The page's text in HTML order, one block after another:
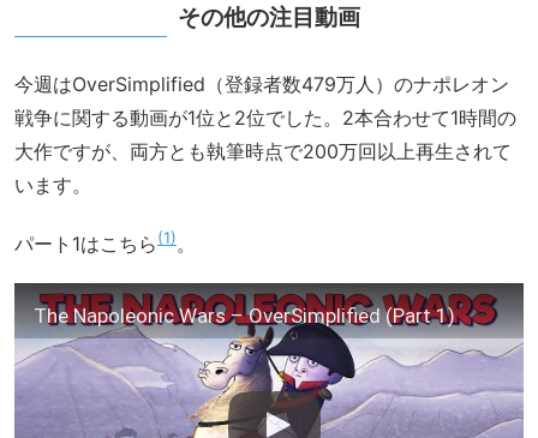
その他の注目動画
今週はOverSimplified（登録者数479万人）のナポレオン
戦争に関する動画が1位と2位でした。2本合わせて1時間の
大作ですが、両方とも執筆時点で200万回以上再生されて
います。
パート1はこちら 1 。
The Napoleonic Wars – OverSimplified (Part 1)